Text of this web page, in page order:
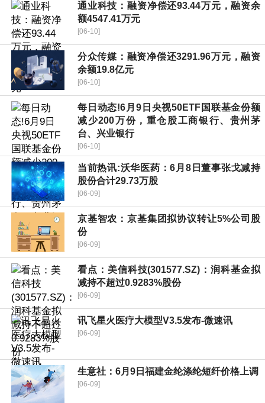
通业科技：融资净偿还93.44万元，融资余
额4547.41万元
[06-10]
分众传媒：融资净偿还3291.96万元，融资
余额19.8亿元
[06-10]
每日动态!6月9日央视50ETF国联基金份额
减少200万份，重仓股工商银行、贵州茅
台、兴业银行
[06-10]
当前热讯:沃华医药：6月8日董事张戈减持
股份合计29.73万股
[06-09]
京基智农：京基集团拟协议转让5%公司股
份
[06-09]
看点：美信科技(301577.SZ)：润科基金拟
减持不超过0.9283%股份
[06-09]
讯飞星火医疗大模型V3.5发布-微速讯
[06-09]
生意社：6月9日福建金纶涤纶短纤价格上调
[06-09]